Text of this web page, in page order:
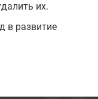
их.
в развитие